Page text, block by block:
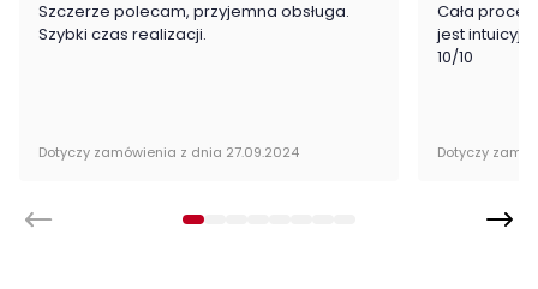
Wykonanie
montażu.
Szczerze polecam, przyjemna obsługa.
Szybki czas realizacji.
Dotyczy zamówienia z dnia 27.09.2024
Cała
jest
10/10
Dotyczy